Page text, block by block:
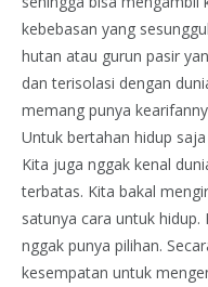
kebebasan yang
hutan atau gurun pasir
dan terisolasi dengan
memang punya
Untuk bertahan hidup
Kita juga nggak kenal
terbatas. Kita bakal
satunya cara untuk
nggak punya pilihan.
kesempatan untuk